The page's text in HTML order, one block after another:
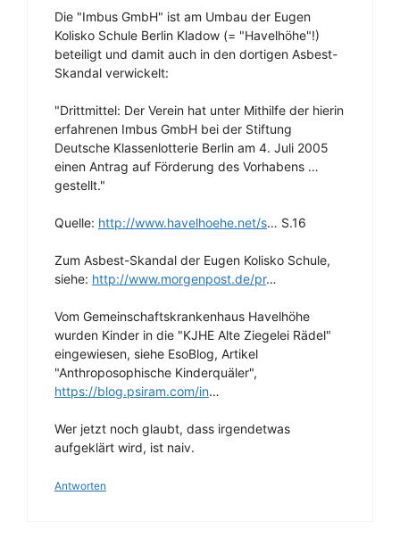
Die "Imbus GmbH" ist am Umbau der Eugen
Kolisko Schule Berlin Kladow (= "Havelhöhe"!)
beteiligt und damit auch in den dortigen Asbest-
Skandal verwickelt:
"Drittmittel: Der Verein hat unter Mithilfe der hierin
erfahrenen Imbus GmbH bei der Stiftung
Deutsche Klassenlotterie Berlin am 4. Juli 2005
einen Antrag auf Förderung des Vorhabens …
gestellt."
Quelle: http://www.havelhoehe.net/s… S.16
Zum Asbest-Skandal der Eugen Kolisko Schule,
siehe: http://www.morgenpost.de/pr…
Vom Gemeinschaftskrankenhaus Havelhöhe
wurden Kinder in die "KJHE Alte Ziegelei Rädel"
eingewiesen, siehe EsoBlog, Artikel
"Anthroposophische Kinderquäler",
https://blog.psiram.com/in…
Wer jetzt noch glaubt, dass irgendetwas
aufgeklärt wird, ist naiv.
Antworten